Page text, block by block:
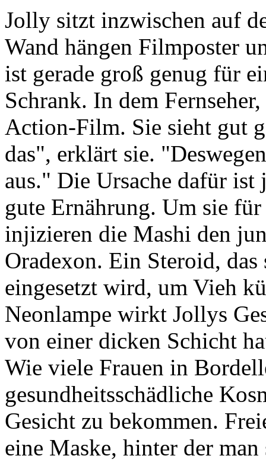
Jolly sitzt inzwischen auf
Wand hängen Filmposter
ist gerade groß genug für
Schrank. In dem
Action-Film. Sie sieht gut
das", erklärt sie.
aus." Die Ursache dafür ist
gute Ernährung. Um sie
injizieren die Mashi den
Oradexon. Ein Steroid,
eingesetzt wird, um Vieh
Neonlampe wirkt Jollys
von einer dicken Schicht
Wie viele Frauen in
gesundheitsschädliche
Gesicht zu bekommen.
eine Maske, hinter der